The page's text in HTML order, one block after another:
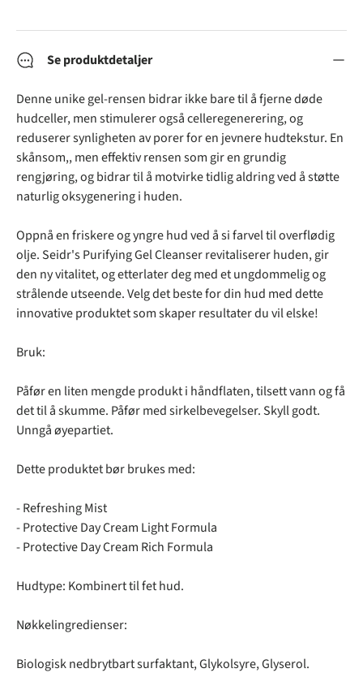
Se produktdetaljer
Denne unike gel-rensen bidrar ikke bare til å fjerne døde
hudceller, men stimulerer også celleregenerering, og
reduserer synligheten av porer for en jevnere hudtekstur. En
skånsom,, men effektiv rensen som gir en grundig
rengjøring, og bidrar til å motvirke tidlig aldring ved å støtte
naturlig oksygenering i huden.
Oppnå en friskere og yngre hud ved å si farvel til overflødig
olje. Seidr's Purifying Gel Cleanser revitaliserer huden, gir
den ny vitalitet, og etterlater deg med et ungdommelig og
strålende utseende. Velg det beste for din hud med dette
innovative produktet som skaper resultater du vil elske!
Bruk:
Påfør en liten mengde produkt i håndflaten, tilsett vann og få
det til å skumme. Påfør med sirkelbevegelser. Skyll godt.
Unngå øyepartiet.
Dette produktet bør brukes med:
- Refreshing Mist
- Protective Day Cream Light Formula
- Protective Day Cream Rich Formula
Hudtype: Kombinert til fet hud.
Nøkkelingredienser:
Biologisk nedbrytbart surfaktant, Glykolsyre, Glyserol.